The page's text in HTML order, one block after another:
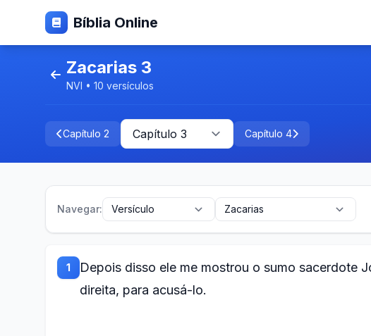
Bíblia Online
Zacarias 3
NVI • 10 versículos
Capítulo 2 Capítulo 4
Navegar:
1
Depois disso ele me mostrou o sumo sacerdote
direita, para acusá-lo.